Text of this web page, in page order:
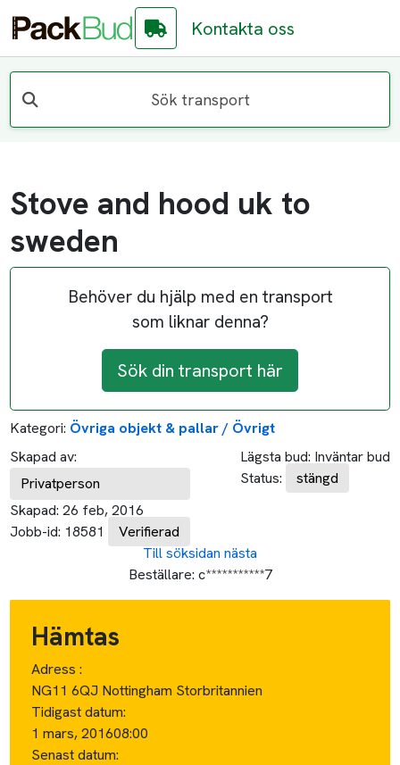
Kontakta oss
Sök transport
Stove and hood uk to
sweden
Behöver du hjälp med en transport
som liknar denna?
Sök din transport här
Kategori: Övriga objekt & pallar / Övrigt
Skapad av:
Privatperson
Skapad: 26 feb, 2016
Jobb-id: 18581 Verifierad
Lägsta bud: Inväntar bud
Status:
stängd
Till söksidan nästa
Beställare: c***********7
Hämtas
Adress :
NG11 6QJ Nottingham Storbritannien
Tidigast datum:
1 mars, 201608:00
Senast datum: